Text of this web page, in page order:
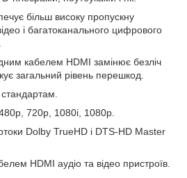
більш високу пропускну
і багатоканального цифрового
кабелем HDMI замінює безліч
загальний рівень перешкод.
720p, 1080i, 1080p.
Dolby TrueHD і DTS-HD Master
HDMI аудіо та відео пристроїв.